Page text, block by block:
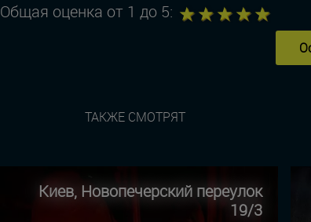
Общая оценка от 1 до 5: 4
3
2
1
ТАКЖЕ СМОТРЯТ
Киев, Новопечерский переулок
19/3